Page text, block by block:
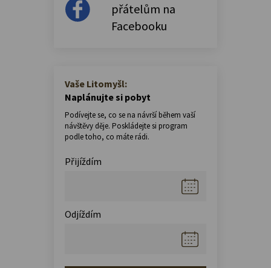
přátelům na
Facebooku
Vaše Litomyšl:
Naplánujte si pobyt
Podívejte se, co se na návrší během vaší
návštěvy děje. Poskládejte si program
podle toho, co máte rádi.
Přijíždím
Odjíždím